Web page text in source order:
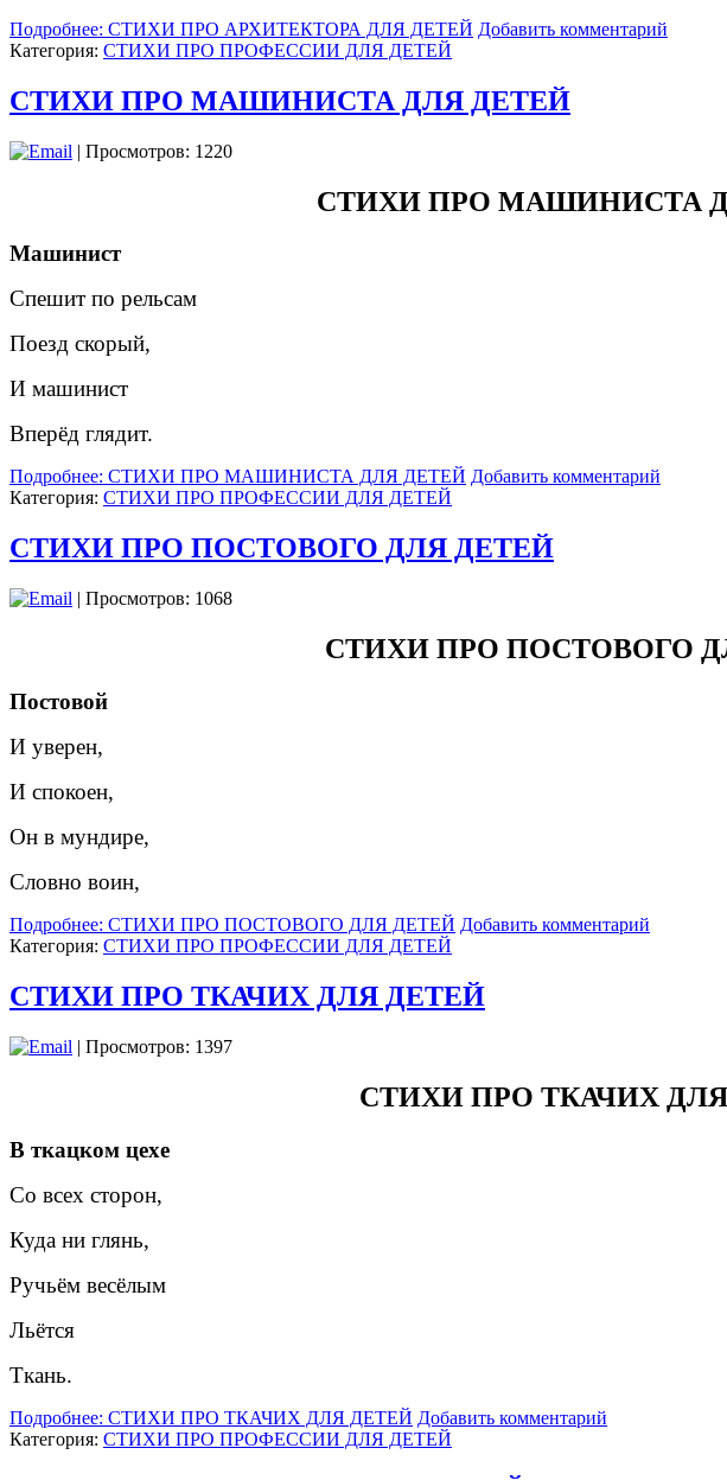
Подробнее: СТИХИ ПРО АРХИТЕКТОРА ДЛЯ ДЕТЕЙ Добавить комментарий
Категория: СТИХИ ПРО ПРОФЕССИИ ДЛЯ ДЕТЕЙ
СТИХИ ПРО МАШИНИСТА ДЛЯ ДЕТЕЙ
| Просмотров: 1220
СТИХИ ПРО МАШИНИСТА
Машинист
Спешит по рельсам
Поезд скорый,
И машинист
Вперёд глядит.
Подробнее: СТИХИ ПРО МАШИНИСТА ДЛЯ ДЕТЕЙ Добавить комментарий
Категория: СТИХИ ПРО ПРОФЕССИИ ДЛЯ ДЕТЕЙ
СТИХИ ПРО ПОСТОВОГО ДЛЯ ДЕТЕЙ
| Просмотров: 1068
СТИХИ ПРО ПОСТОВОГО
Постовой
И уверен,
И спокоен,
Он в мундире,
Словно воин,
Подробнее: СТИХИ ПРО ПОСТОВОГО ДЛЯ ДЕТЕЙ Добавить комментарий
Категория: СТИХИ ПРО ПРОФЕССИИ ДЛЯ ДЕТЕЙ
СТИХИ ПРО ТКАЧИХ ДЛЯ ДЕТЕЙ
| Просмотров: 1397
СТИХИ ПРО ТКАЧИХ
В ткацком цехе
Со всех сторон,
Куда ни глянь,
Ручьём весёлым
Льётся
Ткань.
Подробнее: СТИХИ ПРО ТКАЧИХ ДЛЯ ДЕТЕЙ Добавить комментарий
Категория: СТИХИ ПРО ПРОФЕССИИ ДЛЯ ДЕТЕЙ